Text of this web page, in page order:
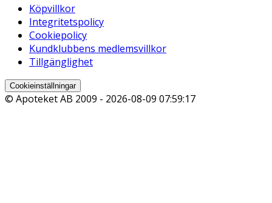
Köpvillkor
Integritetspolicy
Cookiepolicy
Kundklubbens medlemsvillkor
Tillgänglighet
Cookieinställningar
© Apoteket AB 2009 - 2026-08-09 07:59:17